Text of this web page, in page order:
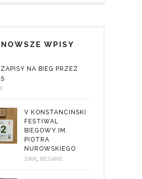
WPISY
NA BIEG PRZEZ
V KONSTANCIŃSKI
FESTIWAL
BIEGOWY IM.
PIOTRA
NUROWSKIEGO
10KM, BIEGANIE